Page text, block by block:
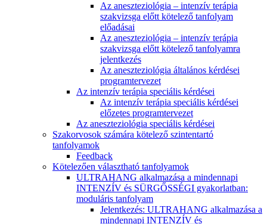
Az aneszteziológia – intenzív terápia
szakvizsga előtt kötelező tanfolyam
előadásai
Az aneszteziológia – intenzív terápia
szakvizsga előtt kötelező tanfolyamra
jelentkezés
Az aneszteziológia általános kérdései
programtervezet
Az intenzív terápia speciális kérdései
Az intenzív terápia speciális kérdései
előzetes programtervezet
Az aneszteziológia speciális kérdései
Szakorvosok számára kötelező szintentartó
tanfolyamok
Feedback
Kötelezően választható tanfolyamok
ULTRAHANG alkalmazása a mindennapi
INTENZÍV és SÜRGŐSSÉGI gyakorlatban:
moduláris tanfolyam
Jelentkezés: ULTRAHANG alkalmazása a
mindennapi INTENZÍV és